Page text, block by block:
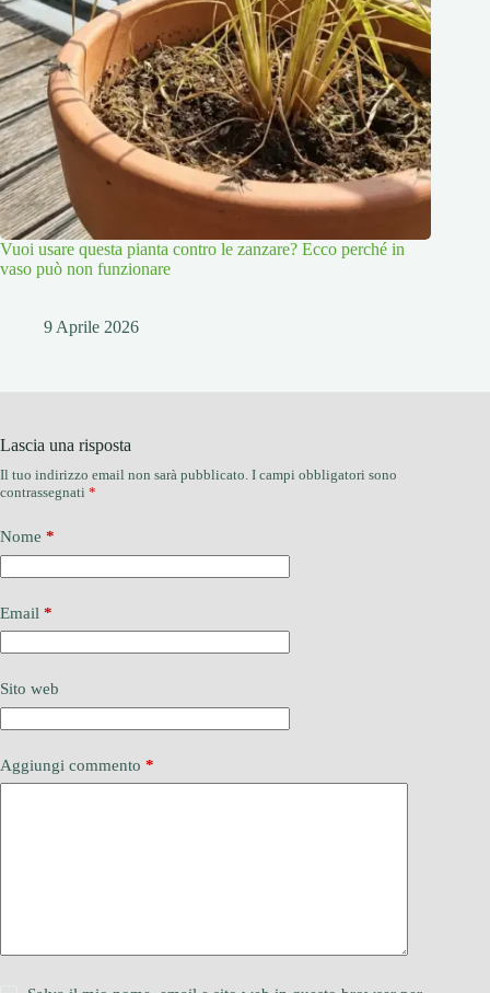
Vuoi usare questa pianta contro le zanzare? Ecco perché in
vaso può non funzionare
9 Aprile 2026
Lascia una risposta
Il tuo indirizzo email non sarà pubblicato. I campi obbligatori sono
contrassegnati *
Nome *
Email *
Sito web
Aggiungi commento *